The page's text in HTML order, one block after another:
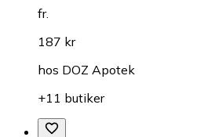
fr.
187 kr
hos DOZ Apotek
+11 butiker